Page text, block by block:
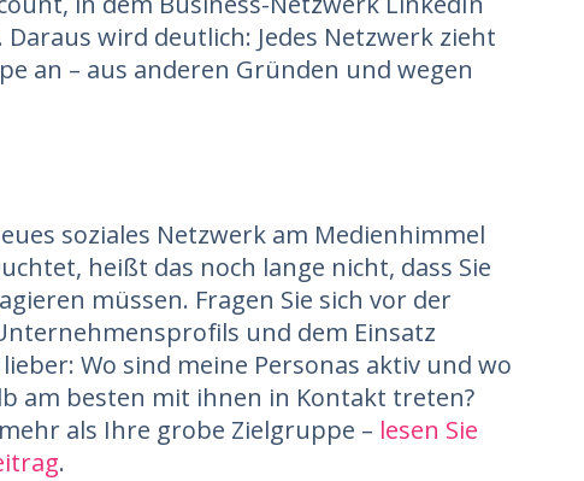
wird deutlich: Jedes Netzwerk zieht
an – aus anderen Gründen und wegen
soziales Netzwerk am Medienhimmel
heißt das noch lange nicht, dass Sie
müssen. Fragen Sie sich vor der
und dem Einsatz
Wo sind meine Personas aktiv und wo
am besten mit ihnen in Kontakt treten?
als Ihre grobe Zielgruppe – lesen Sie
.